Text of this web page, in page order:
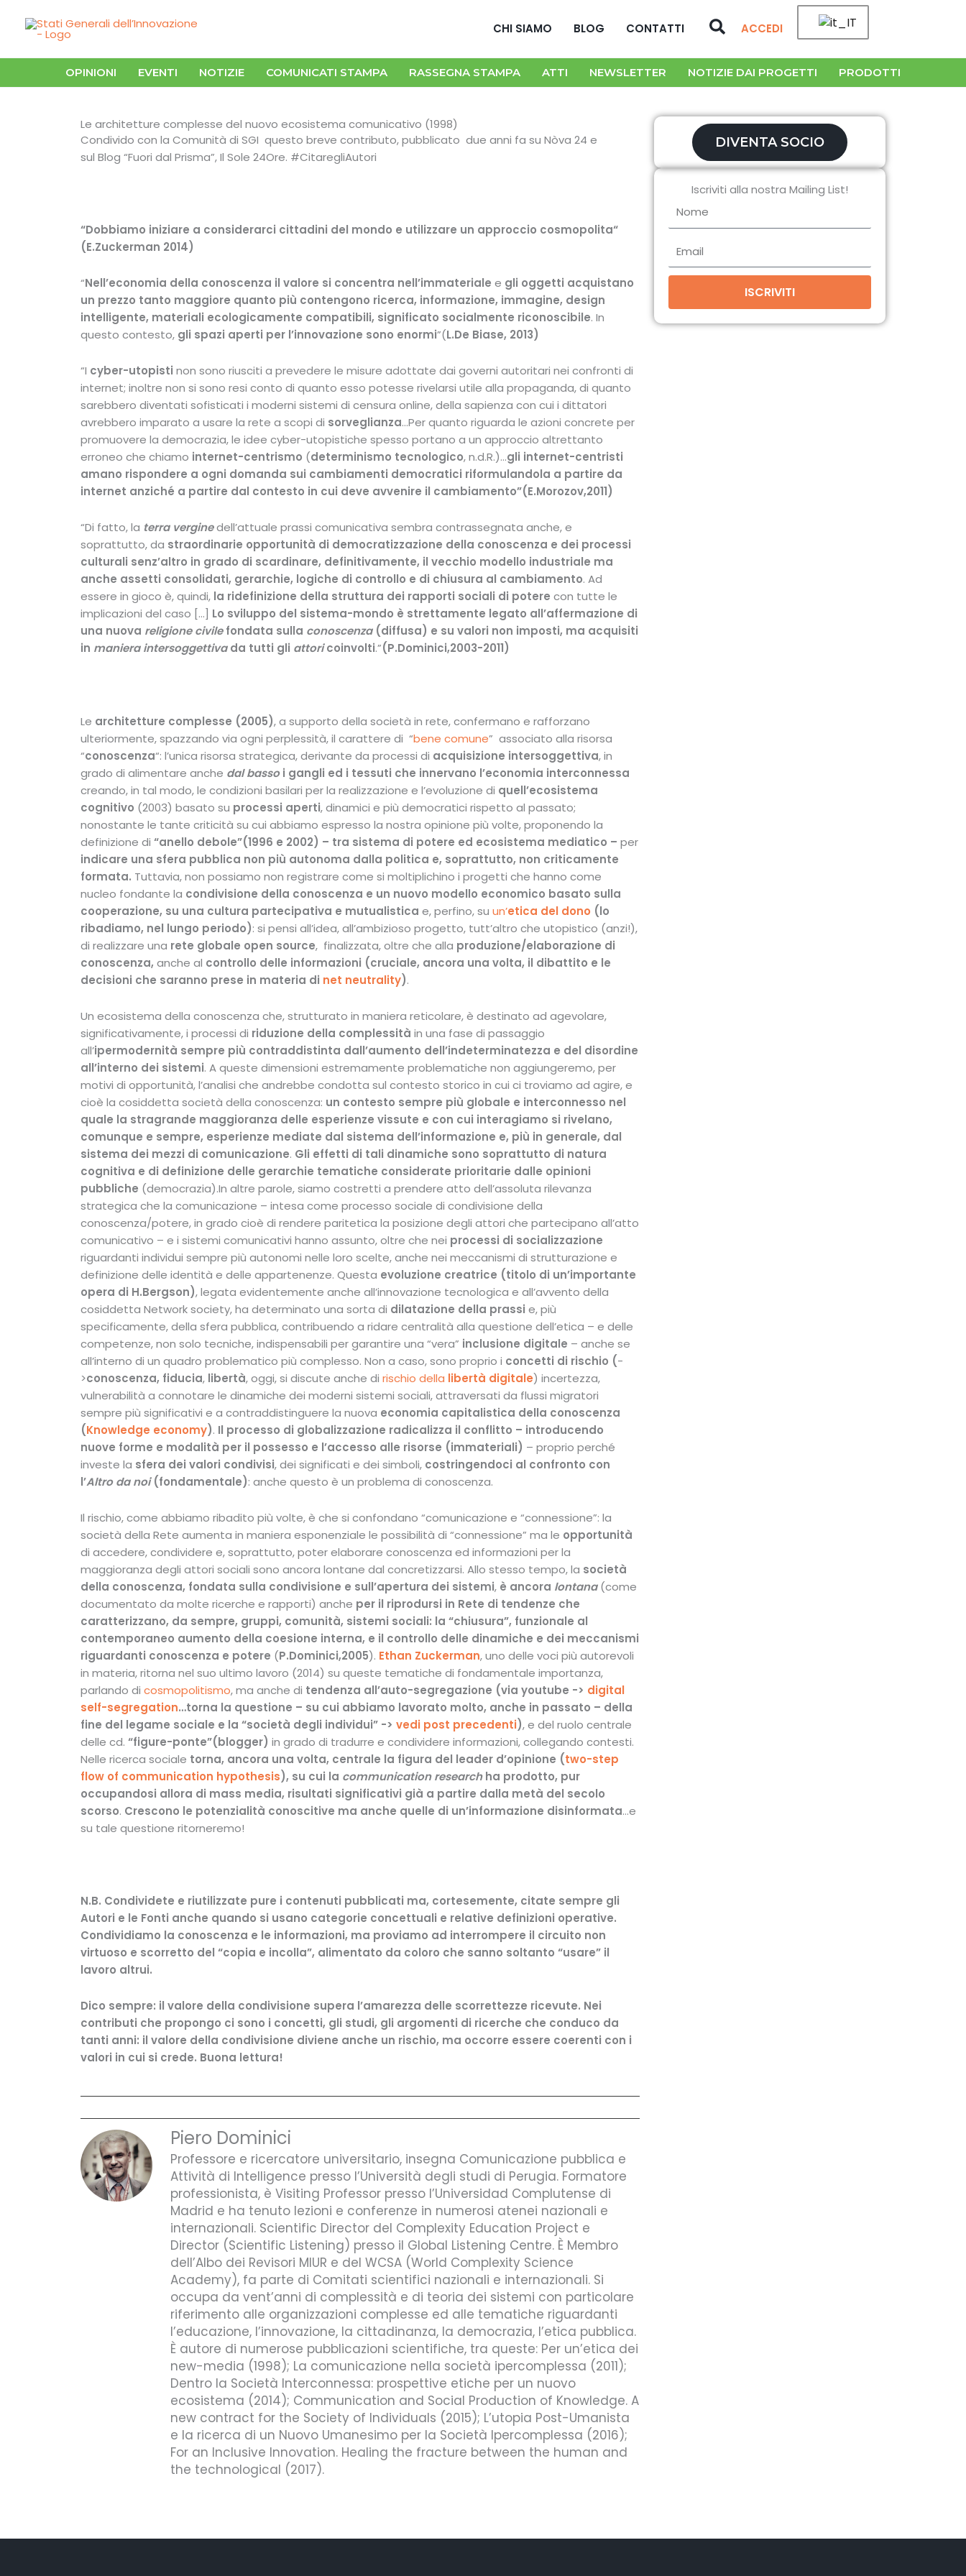
contenuto
CHI SIAMO BLOG CONTATTI CercaACCEDI
OPINIONI EVENTI NOTIZIE COMUNICATI STAMPA RASSEGNA STAMPA ATTI NEWSLETTER NOTIZIE DAI PROGETTI PRODOTTI
Le architetture complesse del nuovo ecosistema comunicativo (1998)
Condivido con la Comunità di SGI questo breve contributo, pubblicato due anni fa su Nòva 24 e
sul Blog “Fuori dal Prisma”, Il Sole 24Ore. #CitaregliAutori
“Dobbiamo iniziare a considerarci cittadini del mondo e utilizzare un approccio cosmopolita“
(E.Zuckerman 2014)
“Nell’economia della conoscenza il valore si concentra nell’immateriale e gli oggetti acquistano
un prezzo tanto maggiore quanto più contengono ricerca, informazione, immagine, design
intelligente, materiali ecologicamente compatibili, significato socialmente riconoscibile. In
questo contesto, gli spazi aperti per l’innovazione sono enormi”(L.De Biase, 2013)
“I cyber-utopisti non sono riusciti a prevedere le misure adottate dai governi autoritari nei confronti di
internet; inoltre non si sono resi conto di quanto esso potesse rivelarsi utile alla propaganda, di quanto
sarebbero diventati sofisticati i moderni sistemi di censura online, della sapienza con cui i dittatori
avrebbero imparato a usare la rete a scopi di sorveglianza…Per quanto riguarda le azioni concrete per
promuovere la democrazia, le idee cyber-utopistiche spesso portano a un approccio altrettanto
erroneo che chiamo internet-centrismo (determinismo tecnologico, n.d.R.)…gli internet-centristi
amano rispondere a ogni domanda sui cambiamenti democratici riformulandola a partire da
internet anziché a partire dal contesto in cui deve avvenire il cambiamento”(E.Morozov,2011)
“Di fatto, la terra verginedell’attuale prassi comunicativa sembra contrassegnata anche, e
soprattutto, da straordinarie opportunità di democratizzazione della conoscenza e dei processi
culturali senz’altro in grado di scardinare, definitivamente, il vecchio modello industriale ma
anche assetti consolidati, gerarchie, logiche di controllo e di chiusura al cambiamento. Ad
essere in gioco è, quindi, la ridefinizione della struttura dei rapporti sociali di potere con tutte le
implicazioni del caso […] Lo sviluppo del sistema-mondo è strettamente legato all’affermazione di
una nuova religione civilefondata sulla conoscenza(diffusa) e su valori non imposti, ma acquisiti
in maniera intersoggettivada tutti gli attoricoinvolti.”(P.Dominici,2003-2011)
Le architetture complesse (2005), a supporto della società in rete, confermano e rafforzano
ulteriormente, spazzando via ogni perplessità, il carattere di “bene comune” associato alla risorsa
“conoscenza“: l’unica risorsa strategica, derivante da processi di acquisizione intersoggettiva, in
grado di alimentare anche dal basso i gangli ed i tessuti che innervano l’economia interconnessa
creando, in tal modo, le condizioni basilari per la realizzazione e l’evoluzione di quell’ecosistema
cognitivo (2003) basato su processi aperti, dinamici e più democratici rispetto al passato;
nonostante le tante criticità su cui abbiamo espresso la nostra opinione più volte, proponendo la
definizione di “anello debole”(1996 e 2002) – tra sistema di potere ed ecosistema mediatico – per
indicare una sfera pubblica non più autonoma dalla politica e, soprattutto, non criticamente
formata. Tuttavia, non possiamo non registrare come si moltiplichino i progetti che hanno come
nucleo fondante la condivisione della conoscenza e un nuovo modello economico basato sulla
cooperazione, su una cultura partecipativa e mutualistica e, perfino, su un’etica del dono (lo
ribadiamo, nel lungo periodo): si pensi all’idea, all’ambizioso progetto, tutt’altro che utopistico (anzi!),
di realizzare una rete globale open source, finalizzata, oltre che alla produzione/elaborazione di
conoscenza, anche al controllo delle informazioni (cruciale, ancora una volta, il dibattito e le
decisioni che saranno prese in materia di net neutrality).
Un ecosistema della conoscenza che, strutturato in maniera reticolare, è destinato ad agevolare,
significativamente, i processi di riduzione della complessità in una fase di passaggio
all’ipermodernità sempre più contraddistinta dall’aumento dell’indeterminatezza e del disordine
all’interno dei sistemi. A queste dimensioni estremamente problematiche non aggiungeremo, per
motivi di opportunità, l’analisi che andrebbe condotta sul contesto storico in cui ci troviamo ad agire, e
cioè la cosiddetta società della conoscenza: un contesto sempre più globale e interconnesso nel
quale la stragrande maggioranza delle esperienze vissute e con cui interagiamo si rivelano,
comunque e sempre, esperienze mediate dal sistema dell’informazione e, più in generale, dal
sistema dei mezzi di comunicazione. Gli effetti di tali dinamiche sono soprattutto di natura
cognitiva e di definizione delle gerarchie tematiche considerate prioritarie dalle opinioni
pubbliche (democrazia).In altre parole, siamo costretti a prendere atto dell’assoluta rilevanza
strategica che la comunicazione – intesa come processo sociale di condivisione della
conoscenza/potere, in grado cioè di rendere paritetica la posizione degli attori che partecipano all’atto
comunicativo – e i sistemi comunicativi hanno assunto, oltre che nei processi di socializzazione
riguardanti individui sempre più autonomi nelle loro scelte, anche nei meccanismi di strutturazione e
definizione delle identità e delle appartenenze. Questa evoluzione creatrice (titolo di un’importante
opera di H.Bergson), legata evidentemente anche all’innovazione tecnologica e all’avvento della
cosiddetta Network society, ha determinato una sorta di dilatazione della prassi e, più
specificamente, della sfera pubblica, contribuendo a ridare centralità alla questione dell’etica – e delle
competenze, non solo tecniche, indispensabili per garantire una “vera” inclusione digitale – anche se
all’interno di un quadro problematico più complesso. Non a caso, sono proprio i concetti di rischio (-
>conoscenza, fiducia, libertà, oggi, si discute anche di rischio della libertà digitale) incertezza,
vulnerabilità a connotare le dinamiche dei moderni sistemi sociali, attraversati da flussi migratori
sempre più significativi e a contraddistinguere la nuova economia capitalistica della conoscenza
(Knowledge economy). Il processo di globalizzazione radicalizza il conflitto – introducendo
nuove forme e modalità per il possesso e l’accesso alle risorse (immateriali) – proprio perché
investe la sfera dei valori condivisi, dei significati e dei simboli, costringendoci al confronto con
l’Altro da noi(fondamentale): anche questo è un problema di conoscenza.
Il rischio, come abbiamo ribadito più volte, è che si confondano “comunicazione e “connessione”: la
società della Rete aumenta in maniera esponenziale le possibilità di “connessione” ma le opportunità
di accedere, condividere e, soprattutto, poter elaborare conoscenza ed informazioni per la
maggioranza degli attori sociali sono ancora lontane dal concretizzarsi. Allo stesso tempo, la società
della conoscenza, fondata sulla condivisione e sull’apertura dei sistemi, è ancora lontana(come
documentato da molte ricerche e rapporti) anche per il riprodursi in Rete di tendenze che
caratterizzano, da sempre, gruppi, comunità, sistemi sociali: la “chiusura”, funzionale al
contemporaneo aumento della coesione interna, e il controllo delle dinamiche e dei meccanismi
riguardanti conoscenza e potere (P.Dominici,2005). Ethan Zuckerman, uno delle voci più autorevoli
in materia, ritorna nel suo ultimo lavoro (2014) su queste tematiche di fondamentale importanza,
parlando di cosmopolitismo, ma anche di tendenza all’auto-segregazione (via youtube -> digital
self-segregation…torna la questione – su cui abbiamo lavorato molto, anche in passato – della
fine del legame sociale e la “società degli individui” -> vedi post precedenti), e del ruolo centrale
delle cd. “figure-ponte”(blogger) in grado di tradurre e condividere informazioni, collegando contesti.
Nelle ricerca sociale torna, ancora una volta, centrale la figura del leader d’opinione (two-step
flow of communication hypothesis), su cui la communication researchha prodotto, pur
occupandosi allora di mass media, risultati significativi già a partire dalla metà del secolo
scorso. Crescono le potenzialità conoscitive ma anche quelle di un’informazione disinformata…e
su tale questione ritorneremo!
N.B. Condividete e riutilizzate pure i contenuti pubblicati ma, cortesemente, citate sempre gli
Autori e le Fonti anche quando si usano categorie concettuali e relative definizioni operative.
Condividiamo la conoscenza e le informazioni, ma proviamo ad interrompere il circuito non
virtuoso e scorretto del “copia e incolla”, alimentato da coloro che sanno soltanto “usare” il
lavoro altrui.
Dico sempre: il valore della condivisione supera l’amarezza delle scorrettezze ricevute. Nei
contributi che propongo ci sono i concetti, gli studi, gli argomenti di ricerche che conduco da
tanti anni: il valore della condivisione diviene anche un rischio, ma occorre essere coerenti con i
valori in cui si crede. Buona lettura!
Piero Dominici
Professore e ricercatore universitario, insegna Comunicazione pubblica e
Attività di Intelligence presso l’Università degli studi di Perugia. Formatore
professionista, è Visiting Professor presso l’Universidad Complutense di
Madrid e ha tenuto lezioni e conferenze in numerosi atenei nazionali e
internazionali. Scientific Director del Complexity Education Project e
Director (Scientific Listening) presso il Global Listening Centre. È Membro
dell’Albo dei Revisori MIUR e del WCSA (World Complexity Science
Academy), fa parte di Comitati scientifici nazionali e internazionali. Si
occupa da vent’anni di complessità e di teoria dei sistemi con particolare
riferimento alle organizzazioni complesse ed alle tematiche riguardanti
l’educazione, l’innovazione, la cittadinanza, la democrazia, l’etica pubblica.
È autore di numerose pubblicazioni scientifiche, tra queste: Per un’etica dei
new-media (1998); La comunicazione nella società ipercomplessa (2011);
Dentro la Società Interconnessa: prospettive etiche per un nuovo
ecosistema (2014); Communication and Social Production of Knowledge. A
new contract for the Society of Individuals (2015); L’utopia Post-Umanista
e la ricerca di un Nuovo Umanesimo per la Società Ipercomplessa (2016);
For an Inclusive Innovation. Healing the fracture between the human and
the technological (2017).
DIVENTA SOCIO
Iscriviti alla nostra Mailing List!
ISCRIVITI